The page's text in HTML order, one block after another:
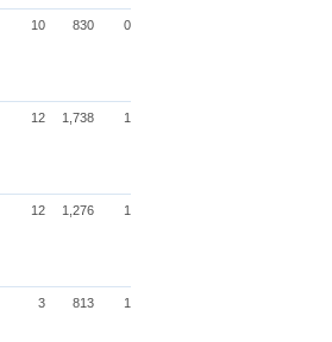
10 830 0
12 1,738 1
12 1,276 1
3 813 1